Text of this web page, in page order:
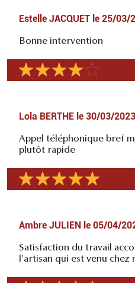
Estelle JACQUET le 25/03/
Bonne intervention
Lola BERTHE le 30/03/2023
Appel téléphonique bref
plutôt rapide
Ambre JULIEN le 05/04/
Satisfaction du travail
l'artisan qui est venu chez